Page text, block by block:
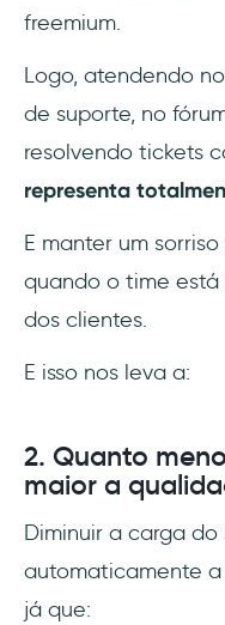
freemium.
Logo, atendendo
de suporte, no
resolvendo tickets
representa
E manter um
quando o time
dos clientes.
E isso nos leva a:
2. Quanto
maior a
Diminuir a carga
automaticamente
já que: